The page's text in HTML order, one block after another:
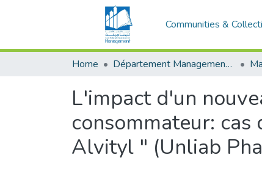
Communities &
Home Département Management et Entrepreneuriat
L'impact d'un
consommateur:
Alvityl " (Unliab